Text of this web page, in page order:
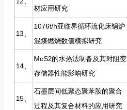
材应用研究
13、
1076t/h亚临界循环流化床锅炉
混煤燃烧数值模拟研究
14、
MoS2的水热法制备及其对阻变
存储器性能影响研究
15、
石墨层间低聚态聚苯胺的聚合
过程及其复合材料的应用研究